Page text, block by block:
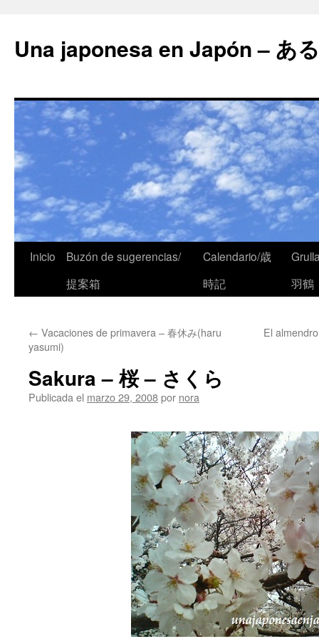
Una japonesa en Japón – あ
Inicio
Buzón de sugerencias/
提案箱
Calendario/歳
時記
羽鶴
← Vacaciones de primavera – 春休み(haru
yasumi)
El
Sakura – 桜 – さくら
Publicada el marzo 29, 2008por nora